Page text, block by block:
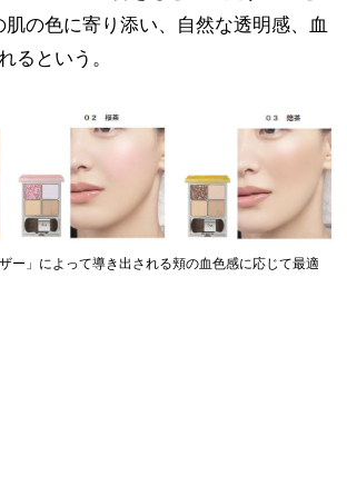
肌の色に寄り添い、自然な透明感、血
るという。
ー」によって導き出される頬の血色感に応じて最適